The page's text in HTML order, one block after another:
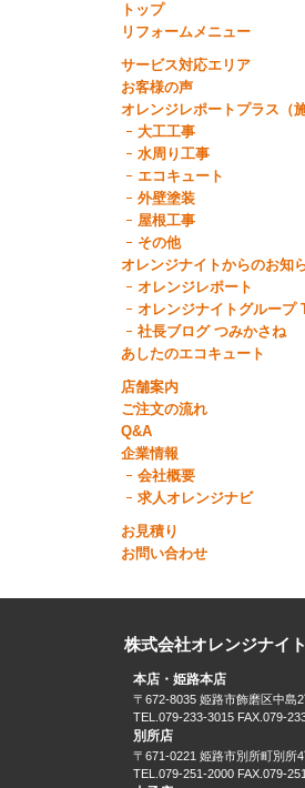
トップ
リフォームメニュー
サービス対応エリア
お客様の声
オレンジレポートプラス（
大工工事
水周り工事
エコキュート
外壁塗装
屋根工事
その他
オレンジナイトからのお知
オレンジレポート
オレンジナイトグループ
社長ブログ つみかさね
あしたのエコキュート
店舗案内
ご注文の流れ
Q&A
企業情報
会社概要
求人オレンジナビ
お見積り
お問い合わせ
株式会社オレンジナイ
本店・姫路本店
〒672-8035 姫路市飾磨区中島
TEL.079-233-3015 FAX.079-
別所店
〒671-0221 姫路市別所町別所
TEL.079-251-2000 FAX.079-